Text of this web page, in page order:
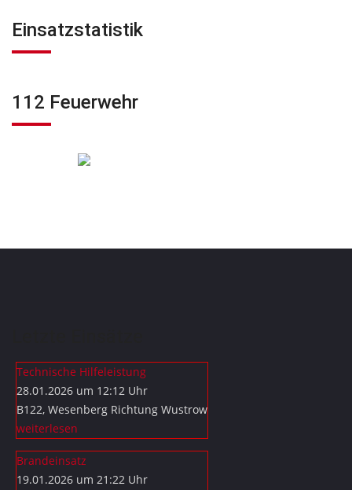
Einsatzstatistik
112 Feuerwehr
Technische Hilfeleistung
28.01.2026 um 12:12 Uhr
B122, Wesenberg Richtung Wustrow
weiterlesen
Brandeinsatz
19.01.2026 um 21:22 Uhr